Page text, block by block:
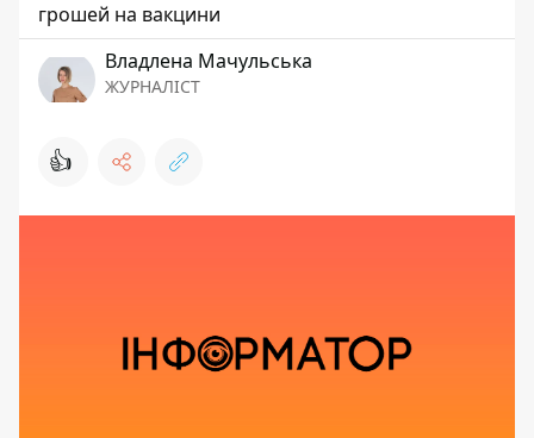
грошей на вакцини
Владлена Мачульська
ЖУРНАЛІСТ
👍